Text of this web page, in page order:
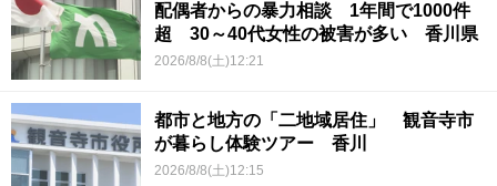
配偶者からの暴力相談 1年間で1000件
超 30～40代女性の被害が多い 香川県
2026/8/8(土)12:21
都市と地方の「二地域居住」 観音寺市
が暮らし体験ツアー 香川
2026/8/8(土)12:15